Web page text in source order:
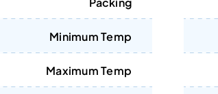
Minimum Temp
Maximum Temp